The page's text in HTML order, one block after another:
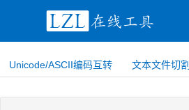
Unicode/ASCII编码互转 文本文件切割